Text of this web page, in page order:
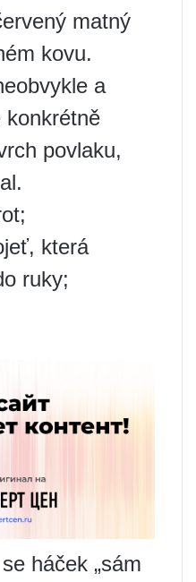
matný
kovu.
a
konkrétně
povlaku,
která
ruky;
háček „sám